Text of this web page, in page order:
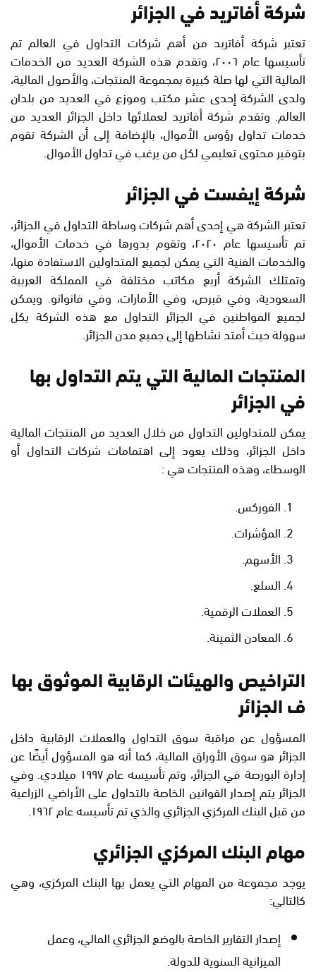
شركة أفاتريد في الجزائر
تعتبر شركة أفاتريد من أهم شركات التداول في العالم تم
تأسيسها عام ٢٠٠٦، وتقدم هذه الشركة العديد من الخدمات
المالية التي لها صلة كبيرة بمجموعة المنتجات، والأصول المالية،
ولدى الشركة إحدى عشر مكتب وموزع في العديد من بلدان
العالم. وتقدم شركة أفاتريد لعملائها داخل الجزائر العديد من
خدمات تداول رؤوس الأموال، بالإضافة إلى أن الشركة تقوم
بتوفير محتوى تعليمي لكل من يرغب في تداول الأموال.
شركة إيفست في الجزائر
تعتبر الشركة هي إحدى أهم شركات وساطة التداول في الجزائر،
تم تأسيسها عام ٢٠٢٠، وتقوم بدورها في خدمات الأموال،
والخدمات الفنية التي يمكن لجميع المتداولين الاستفادة منها،
وتمتلك الشركة أربع مكاتب مختلفة في المملكة العربية
السعودية، وفي قبرص، وفي الأمارات، وفي فانواتو. ويمكن
لجميع المواطنين في الجزائر التداول مع هذه الشركة بكل
سهولة حيث أمتد نشاطها إلى جميع مدن الجزائر.
المنتجات المالية التي يتم التداول بها
في الجزائر
يمكن للمتداولين التداول من خلال العديد من المنتجات المالية
داخل الجزائر، وذلك يعود إلى اهتمامات شركات التداول أو
الوسطاء، وهذه المنتجات هي :
الفوركس.
المؤشرات.
الأسهم.
السلع.
العملات الرقمية.
المعادن الثمينة.
التراخيص والهيئات الرقابية الموثوق بها
ف الجزائر
المسؤول عن مراقبة سوق التداول والعملات الرقابية داخل
الجزائر هو سوق الأوراق المالية، كما أنه هو المسؤول أيضًا عن
إدارة البورصة في الجزائر، وتم تأسيسه عام ١٩٩٧ ميلادي. وفي
الجزائر يتم إصدار القوانين الخاصة بالتداول على الأراضي الزراعية
من قبل البنك المركزي الجزائري والذي تم تأسيسه عام ١٩٦٢.
مهام البنك المركزي الجزائري
يوجد مجموعة من المهام التي يعمل بها البنك المركزي، وهي
كالتالي:
إصدار التقارير الخاصة بالوضع الجزائري المالي، وعمل
الميزانية السنوية للدولة.